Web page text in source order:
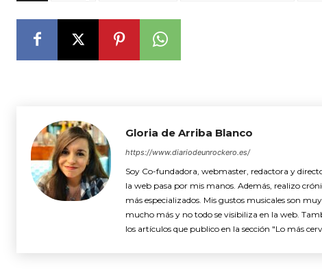
Gloria de Arriba Blanco
https://www.diariodeunrockero.es/
Soy Co-fundadora, webmaster, redactora y
la web pasa por mis manos. Además, realizo
más especializados. Mis gustos musicales son
mucho más y no todo se visibiliza en la web.
los artículos que publico en la sección "Lo más